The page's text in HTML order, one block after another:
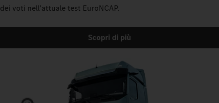
dei voti nell'attuale test EuroNCAP.
Scopri di più